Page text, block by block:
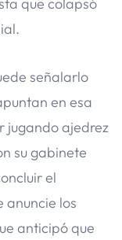
que colapsó
señalarlo
en esa
jugando ajedrez
su gabinete
el
anuncie los
anticipó que